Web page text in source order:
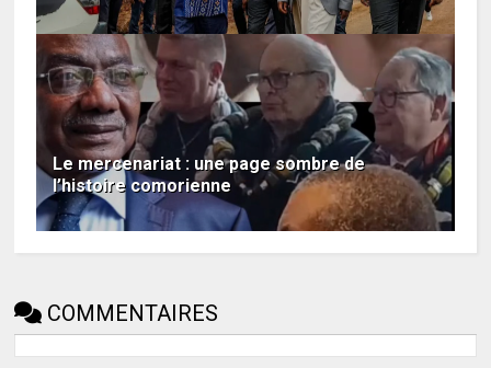
Le mercenariat : une page sombre de
l’histoire comorienne
COMMENTAIRES